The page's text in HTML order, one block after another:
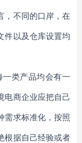
，不同的口岸，在
件以及仓库设置均
一类产品均会有一
电商企业应把自己
需求标准化，按照
根据自己经验或者